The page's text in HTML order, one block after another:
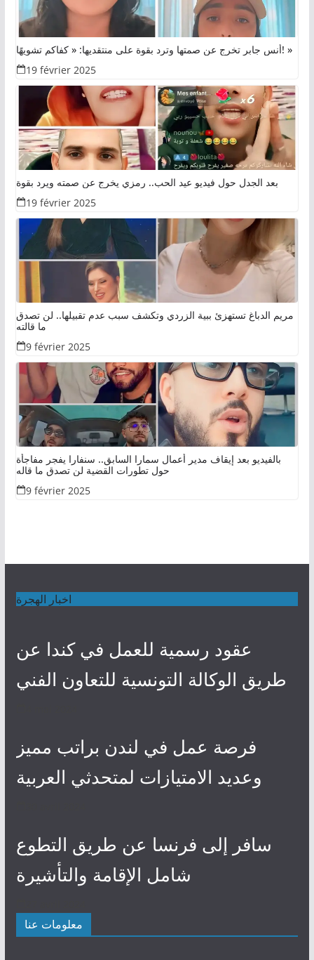
أنس جابر تخرج عن صمتها وترد بقوة على منتقديها: « كفاكم تشويهًا! »
19 février 2025
بعد الجدل حول فيديو عيد الحب.. رمزي يخرج عن صمته ويرد بقوة
19 février 2025
مريم الدباغ تستهزئ ببية الزردي وتكشف سبب عدم تقبيلها.. لن تصدق
ما قالته
9 février 2025
بالفيديو بعد إيقاف مدير أعمال سمارا السابق.. سنفارا يفجر مفاجأة
حول تطورات القضية لن تصدق ما قاله
9 février 2025
اخبار الهجرة
عقود رسمية للعمل في كندا عن
طريق الوكالة التونسية للتعاون الفني
فرصة عمل في لندن براتب مميز
وعديد الامتيازات لمتحدثي العربية
سافر إلى فرنسا عن طريق التطوع
شامل الإقامة والتأشيرة
معلومات عنا